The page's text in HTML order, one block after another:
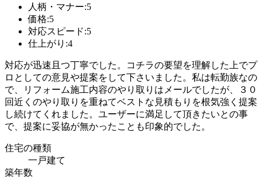
人柄・マナー:5
価格:5
対応スピード:5
仕上がり:4
対応が迅速且つ丁寧でした。コチラの要望を理解した上でプ
ロとしての意見や提案をして下さいました。私は転勤族なの
で、リフォーム施工内容のやり取りはメールでしたが、３０
回近くのやり取りを重ねてベストな見積もりを根気強く提案
し続けてくれました。ユーザーに満足して頂きたいとの事
で、提案に妥協が無かったことも印象的でした。
住宅の種類
一戸建て
築年数